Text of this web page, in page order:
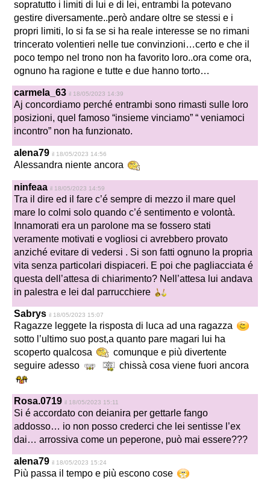
sopratutto i limiti di lui e di lei, entrambi la potevano
gestire diversamente..però andare oltre se stessi e i
propri limiti, lo si fa se si ha reale interesse se no rimani
trincerato volentieri nelle tue convinzioni…certo e che il
poco tempo nel trono non ha favorito loro..ora come ora,
ognuno ha ragione e tutte e due hanno torto…
carmela_63 il 18/05/2023 14:39
Aj concordiamo perché entrambi sono rimasti sulle loro
posizioni, quel famoso “insieme vinciamo” “ veniamoci
incontro” non ha funzionato.
alena79 il 18/05/2023 14:56
Alessandra niente ancora
ninfeaa il 18/05/2023 14:59
Tra il dire ed il fare c’é sempre di mezzo il mare quel
mare lo colmi solo quando c’é sentimento e volontà.
Innamorati era un parolone ma se fossero stati
veramente motivati e vogliosi ci avrebbero provato
anziché evitare di vedersi . Si son fatti ognuno la propria
vita senza particolari dispiaceri. E poi che pagliacciata é
questa dell’attesa di chiarimento? Nell’attesa lui andava
in palestra e lei dal parrucchiere
Sabrys il 18/05/2023 15:07
Ragazze leggete la risposta di luca ad una ragazza
sotto l’ultimo suo post,a quanto pare magari lui ha
scoperto qualcosa
comunque e più divertente
seguire adesso
chissà cosa viene fuori ancora
Rosa.0719 il 18/05/2023 15:11
Si é accordato con deianira per gettarle fango
addosso… io non posso crederci che lei sentisse l’ex
dai… arrossiva come un peperone, può mai essere???
alena79 il 18/05/2023 15:24
Più passa il tempo e più escono cose